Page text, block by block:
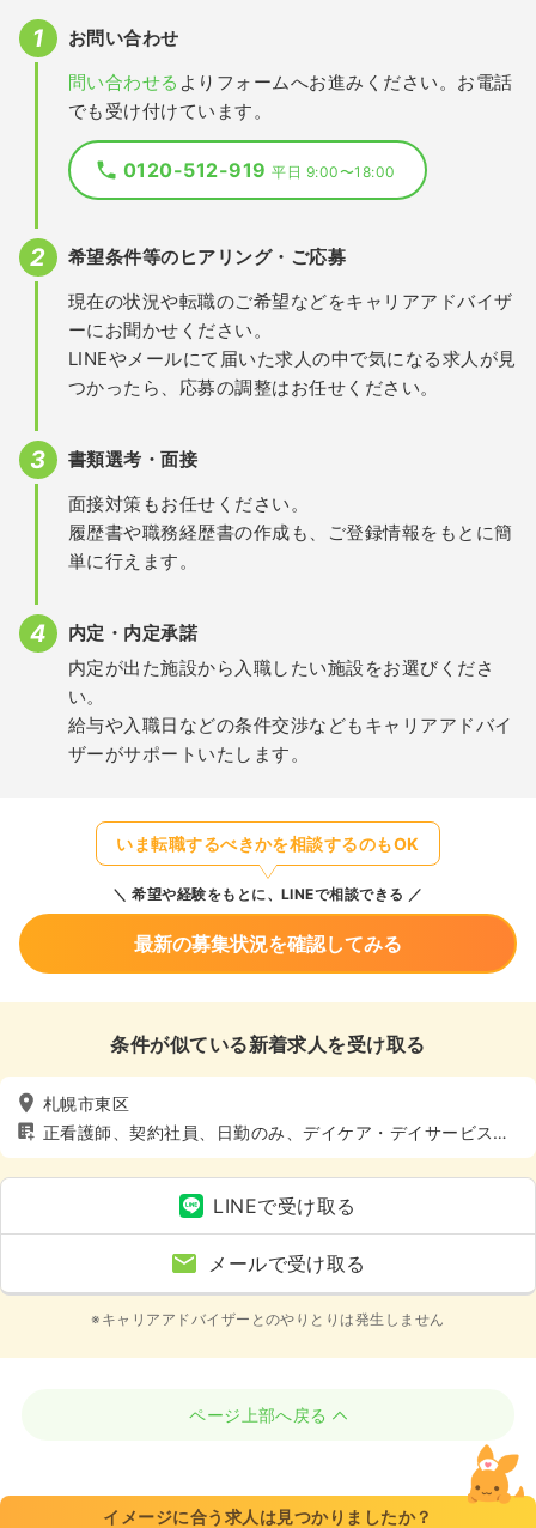
お問い合わせ
問い合わせる よりフォームへお進みください。お電話
でも受け付けています。
0120-512-919平日 9:00〜18:00
希望条件等のヒアリング・ご応募
現在の状況や転職のご希望などをキャリアアドバイザ
ーにお聞かせください。
LINEやメールにて届いた求人の中で気になる求人が見
つかったら、応募の調整はお任せください。
書類選考・面接
面接対策もお任せください。
履歴書や職務経歴書の作成も、ご登録情報をもとに簡
単に行えます。
内定・内定承諾
内定が出た施設から入職したい施設をお選びくださ
い。
給与や入職日などの条件交渉などもキャリアアドバイ
ザーがサポートいたします。
いま転職するべきかを相談するのもOK
希望や経験をもとに、LINEで相談できる
最新の募集状況を確認してみる
条件が似ている新着求人を受け取る
札幌市東区
正看護師、契約社員、日勤のみ、デイケア・デイサービス、
介護・福祉系、土日休み
LINEで受け取る
メールで受け取る
※キャリアアドバイザーとのやりとりは発生しません
ページ上部へ戻る
イメージに合う求人は見つかりましたか？